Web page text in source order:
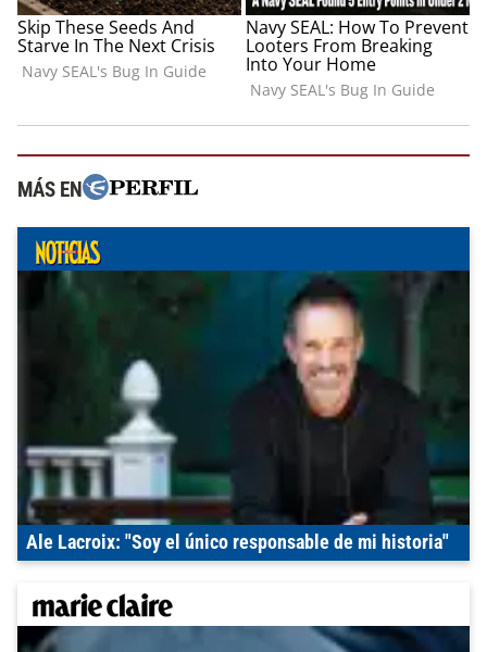
MÁS EN
Ale Lacroix: "Soy el único responsable de mi historia"